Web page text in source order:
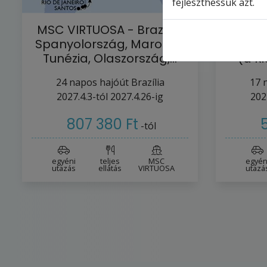
MSC VIRTUOSA - Brazília,
Spanyolország, Marokkó,
Tunézia, Olaszország,…
24napos hajóút Brazília
2027.4.3-tól 2027.4.26-ig
807 380 Ft -tól
egyéni
utazás
teljes
ellátás
MSC
VIRTUOSA
(a
17